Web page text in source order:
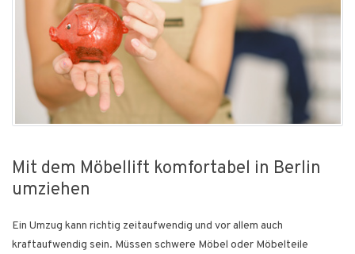
Mit dem Möbellift komfortabel in Berlin
umziehen
Ein Umzug kann richtig zeitaufwendig und vor allem auch
kraftaufwendig sein. Müssen schwere Möbel oder Möbelteile